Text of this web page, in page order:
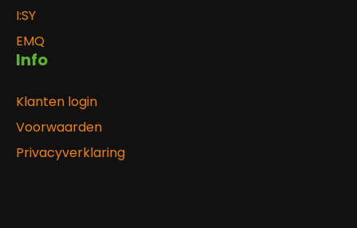
I:SY
EMQ
Info
Klanten login
Voorwaarden
Privacyverklaring